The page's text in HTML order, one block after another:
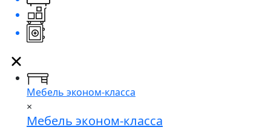
Мебель эконом-класса
×
Мебель эконом-класса